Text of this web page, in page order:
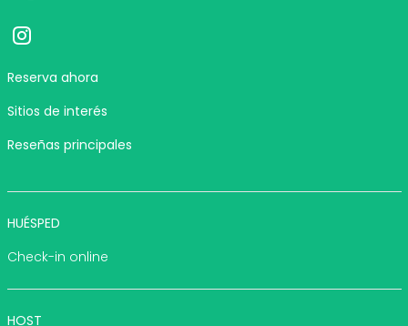
Reserva ahora
Sitios de interés
Reseñas principales
HUÉSPED
Check-in online
HOST